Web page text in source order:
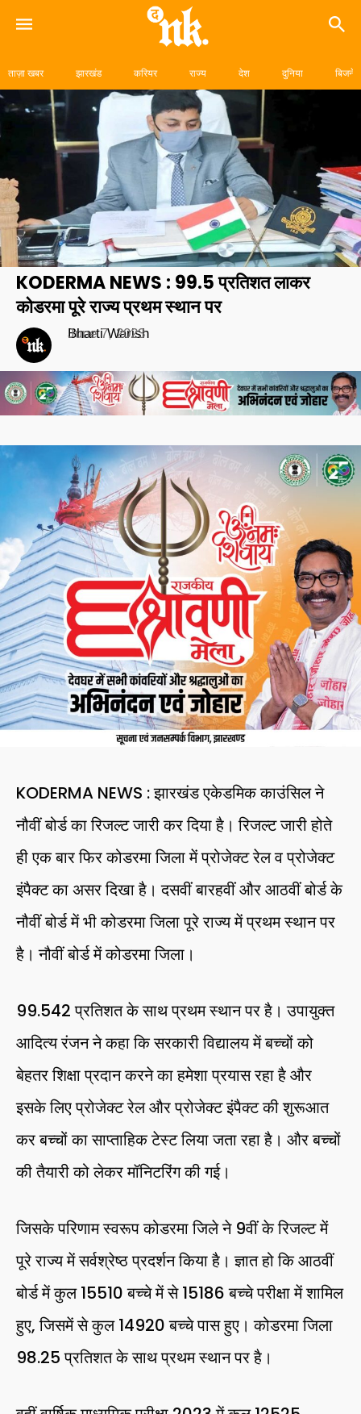
ताज़ा खबर झारखंड करियर राज्य देश दुनिया बिजनेस
KODERMA NEWS : 99.5 प्रतिशत लाकर
कोडरमा पूरे राज्य प्रथम स्थान पर
Bharti Warish
June 7, 2023
KODERMA NEWS : झारखंड एकेडमिक काउंसिल ने
नौवीं बोर्ड का रिजल्ट जारी कर दिया है। रिजल्ट जारी होते
ही एक बार फिर कोडरमा जिला में प्रोजेक्ट रेल व प्रोजेक्ट
इंपैक्ट का असर दिखा है। दसवीं बारहवीं और आठवीं बोर्ड के
नौवीं बोर्ड में भी कोडरमा जिला पूरे राज्य में प्रथम स्थान पर
है। नौवीं बोर्ड में कोडरमा जिला।
99.542 प्रतिशत के साथ प्रथम स्थान पर है। उपायुक्त
आदित्य रंजन ने कहा कि सरकारी विद्यालय में बच्चों को
बेहतर शिक्षा प्रदान करने का हमेशा प्रयास रहा है और
इसके लिए प्रोजेक्ट रेल और प्रोजेक्ट इंपैक्ट की शुरूआत
कर बच्चों का साप्ताहिक टेस्ट लिया जता रहा है। और बच्चों
की तैयारी को लेकर मॉनिटरिंग की गई।
जिसके परिणाम स्वरूप कोडरमा जिले ने 9वीं के रिजल्ट में
पूरे राज्य में सर्वश्रेष्ठ प्रदर्शन किया है। ज्ञात हो कि आठवीं
बोर्ड में कुल 15510 बच्चे में से 15186 बच्चे परीक्षा में शामिल
हुए, जिसमें से कुल 14920 बच्चे पास हुए। कोडरमा जिला
98.25 प्रतिशत के साथ प्रथम स्थान पर है।